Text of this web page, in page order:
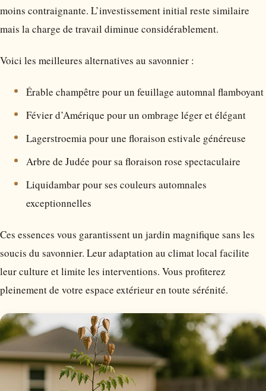
moins contraignante. L’investissement initial reste similaire
mais la charge de travail diminue considérablement.
Voici les meilleures alternatives au savonnier :
Érable champêtre pour un feuillage automnal flamboyant
Févier d’Amérique pour un ombrage léger et élégant
Lagerstroemia pour une floraison estivale généreuse
Arbre de Judée pour sa floraison rose spectaculaire
Liquidambar pour ses couleurs automnales
exceptionnelles
Ces essences vous garantissent un jardin magnifique sans les
soucis du savonnier. Leur adaptation au climat local facilite
leur culture et limite les interventions. Vous profiterez
pleinement de votre espace extérieur en toute sérénité.